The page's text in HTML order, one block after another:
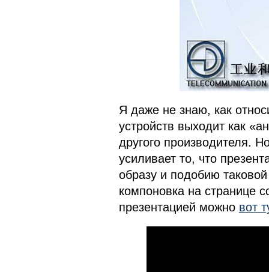
Я даже не знаю, как
устройств выходит как
другого производителя.
усиливает то, что
образу и подобию
компоновка на странице
презентацией можно вот